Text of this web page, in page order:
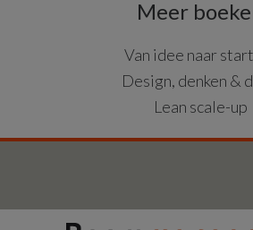
Meer
Van idee naar
Design, denken &
Lean scale-up